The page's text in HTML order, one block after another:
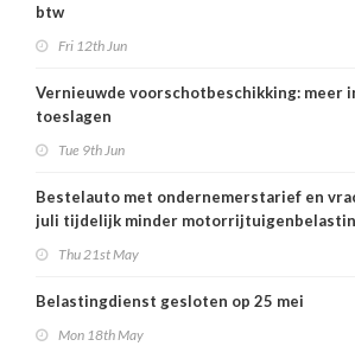
btw
Fri 12th Jun
Vernieuwde voorschotbeschikking: meer
toeslagen
Tue 9th Jun
Bestelauto met ondernemerstarief en
juli tijdelijk minder
Thu 21st May
Belastingdienst gesloten op 25 mei
Mon 18th May